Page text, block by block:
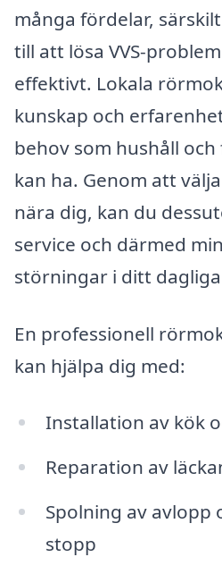
många fördelar,
till att lösa VVS-
effektivt. Lokala
kunskap och
behov som hushåll
kan ha. Genom att
nära dig, kan du
service och därmed
störningar i ditt dagliga
En professionell
kan hjälpa dig med:
Installation av kök
Reparation av
Spolning av avlopp
stopp